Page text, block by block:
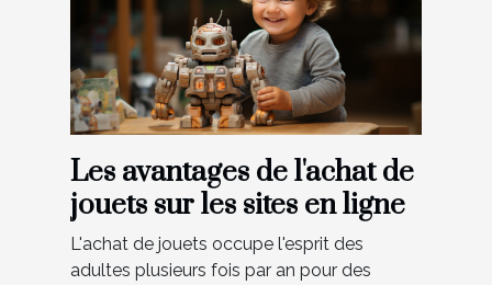
Les avantages de l'achat de
jouets sur les sites en ligne
L'achat de jouets occupe l'esprit des
adultes plusieurs fois par an pour des